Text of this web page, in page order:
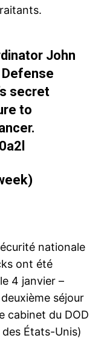
John
secret
to
nationale
ont été
4 janvier –
séjour
cabinet du DOD
États-Unis)